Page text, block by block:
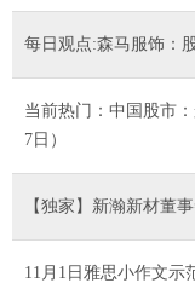
每日观点:森马服饰：
当前热门：中国股市
7日）
【独家】新瀚新材董
11月1日雅思小作文示